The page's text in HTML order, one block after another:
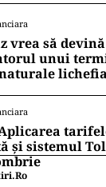
vrea să
unui
naturale
și sistemul